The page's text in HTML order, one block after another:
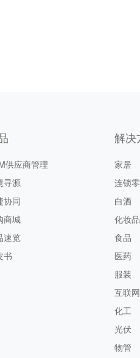
供应商管理
寻源
协同
商城
速览
书
解决
家居
连锁
白酒
化妆品
食品
医药
服装
互联网
化工
光伏
物管